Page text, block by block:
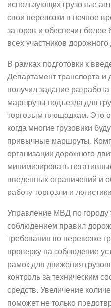
использующих грузовые
свои перевозки в ночное
заторов и обеспечит более
всех участников
В рамках подготовки к
Департамент транспорта и
получил задание
маршруты подъезда для
торговым площадкам. Это
когда многие грузовики
привычные маршруты.
организации дорожного
минимизировать
введенных ограничений и
работу торговли и
Управление МВД по городу
соблюдением правил
требования по перевозке
проверку на соблюдение
рамок для движения
контроль за техническим
средств. Увеличение
поможет не только